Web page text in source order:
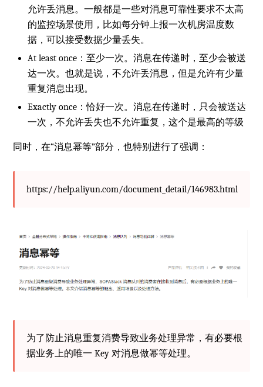
允许丢消息。一般都是一些对消息可靠性要求不太高
的监控场景使用，比如每分钟上报一次机房温度数
据，可以接受数据少量丢失。
At least once：至少一次。消息在传递时，至少会被送
达一次。也就是说，不允许丢消息，但是允许有少量
重复消息出现。
Exactly once：恰好一次。消息在传递时，只会被送达
一次，不允许丢失也不允许重复，这个是最高的等级
同时，在“消息幂等”部分，也特别进行了强调：
https://help.aliyun.com/document_detail/146983.html
为了防止消息重复消费导致业务处理异常，有必要根
据业务上的唯一 Key 对消息做幂等处理。